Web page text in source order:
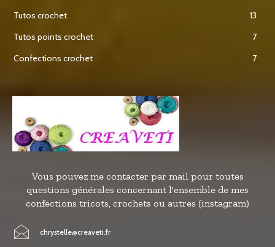
Tutos crochet
13
Tutos points crochet
7
Confections crochet
7
Vous pouvez me contacter par mail pour toutes
questions générales concernant l'ensemble de mes
confections tricots, crochets ou autres (instagram)
chrystelle@creaveti.fr